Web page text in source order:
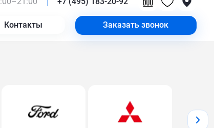
Контакты Заказать звонок